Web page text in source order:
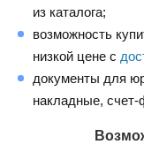
из каталога;
возможность
низкой цене с
документы для
накладные, счет-